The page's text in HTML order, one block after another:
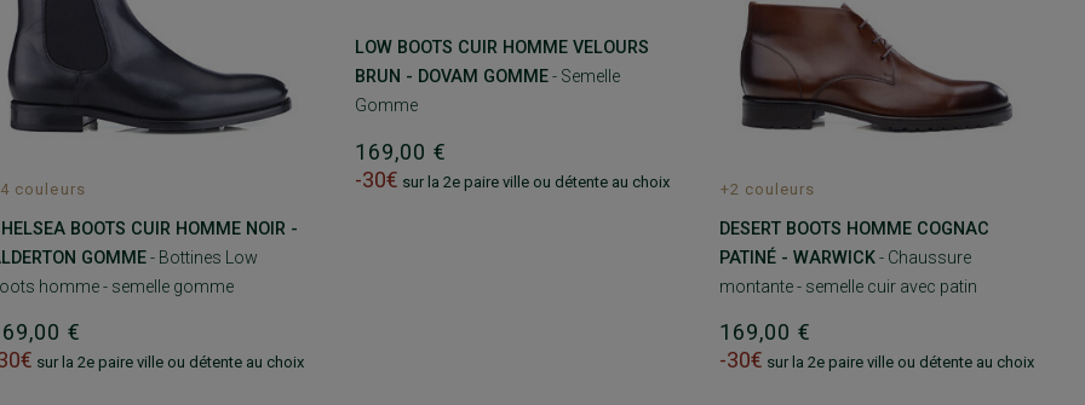
couleurs
BOOTS CUIR HOMME NOIR -
GOMME- Bottines Low
homme - semelle gomme
€
sur la 2e paire ville ou détente au choix
LOW BOOTS CUIR HOMME VELOURS
BRUN - DOVAM GOMME- Semelle
Gomme
169,00 €
-30€ sur la 2e paire ville ou détente au choix +2 couleurs
DESERT BOOTS HOMME COGNAC
PATINÉ - WARWICK- Chaussure
montante - semelle cuir avec patin
169,00 €
-30€ sur la 2e paire ville ou détente au choix